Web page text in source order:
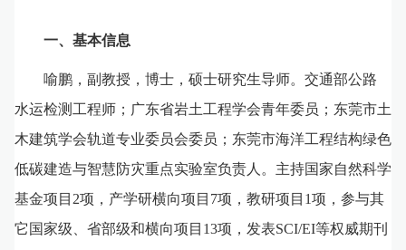
一、基本信息
喻鹏，副教授，博士，硕士研究生导师。交通部公路
水运检测工程师；广东省岩土工程学会青年委员；东莞市土
木建筑学会轨道专业委员会委员；东莞市海洋工程结构绿色
低碳建造与智慧防灾重点实验室负责人。主持国家自然科学
基金项目 2项，产学研横向项目 7项，教研项目 1项，参与其
它国家级、省部级和横向项目 13项，发表SCI/EI等权威期刊